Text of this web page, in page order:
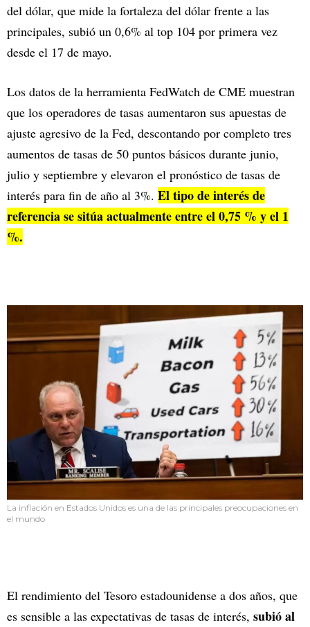
del dólar, que mide la fortaleza del dólar frente a las
principales, subió un 0,6% al top 104 por primera vez
desde el 17 de mayo.
Los datos de la herramienta FedWatch de CME muestran
que los operadores de tasas aumentaron sus apuestas de
ajuste agresivo de la Fed, descontando por completo tres
aumentos de tasas de 50 puntos básicos durante junio,
julio y septiembre y elevaron el pronóstico de tasas de
interés para fin de año al 3%. El tipo de interés de
referencia se sitúa actualmente entre el 0,75 % y el 1
%.
La inflación en Estados Unidos es una de las principales preocupaciones en
el mundo
El rendimiento del Tesoro estadounidense a dos años, que
es sensible a las expectativas de tasas de interés, subió al